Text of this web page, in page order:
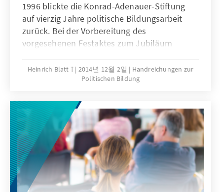
1996 blickte die Konrad-Adenauer-Stiftung
auf vierzig Jahre politische Bildungsarbeit
zurück. Bei der Vorbereitung des
vorgesehenen Festaktes zum Jubiläum
festgehaltene Unterlagen zu Geschichten der
Politischen Bildung der Konrad-Adenauer-
waren: Die Entstehungsgeschichte sowie die
vielfältigen curricularen und
themenbezogenen Ansätze der politischen
Bildungsarbeit vor dem Hintergrund der
vielfältigen gesellschaftlichen Veränderungen
in Deutschland im Verlauf von vierzig Jahren
waren nicht dokumentiert. Von einer
Heinrich Blatt † 2014년 12월 2일
Handreichungen zur
Politischen Bildung